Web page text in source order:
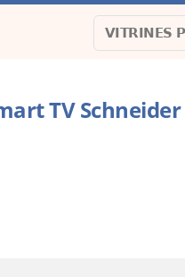
VITRINES
TV